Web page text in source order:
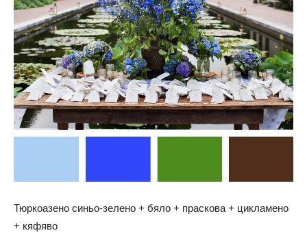
Тюркоазено синьо-зелено + бяло + праскова + цикламено
+ кяфяво